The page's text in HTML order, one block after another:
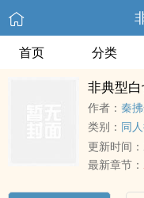
首页 分类
非典型
作者： 秦
类别： 同
更新时间：
最新章节：